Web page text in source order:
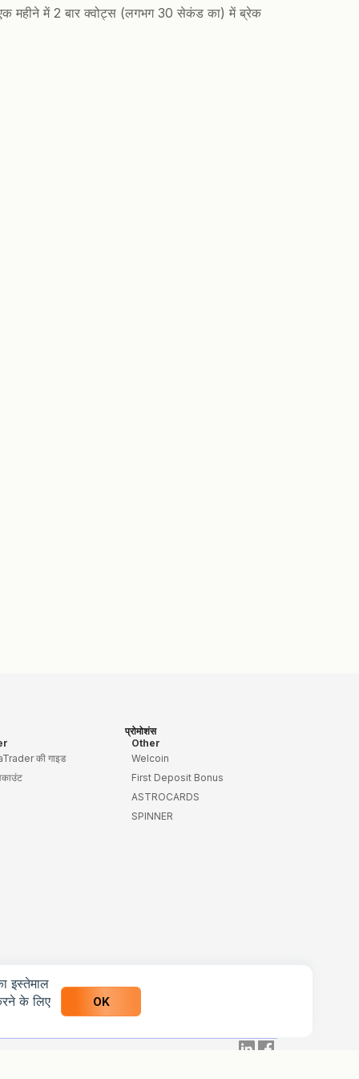
महीने में 2 बार क्वोट्स (लगभग 30 सेकंड का) में ब्रेक
की गाइड
प्रोमोशंस
Other
Welcoin
First Deposit Bonus
ASTROCARDS
SPINNER
इस्तेमाल
के लिए
OK